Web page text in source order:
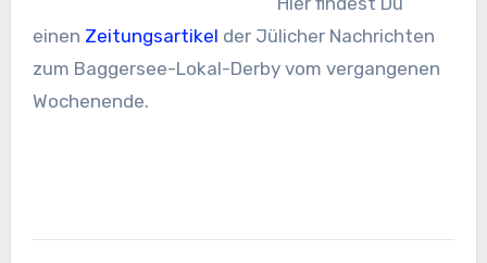
einen Zeitungsartikel der Jülicher Nachrichten
zum Baggersee-Lokal-Derby vom vergangenen
Wochenende.